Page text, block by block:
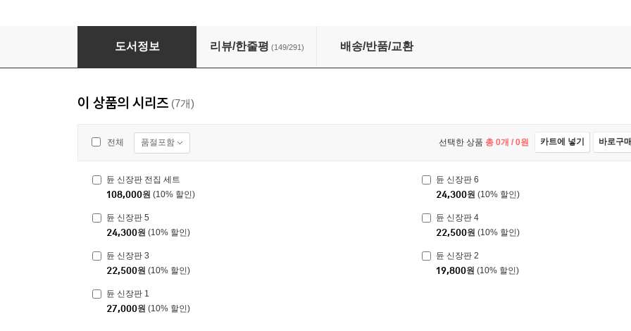
듄 신장판 1
도서정보 리뷰/한줄평 (149/291) 배송/반품/교환
이 상품의 시리즈 (7개)
전체 품절포함 선택한 상품 총 0개 / 0원 카트에 넣기 바로구
듄 신장판 전집 세트
108,000원 (10% 할인)
듄 신장판 6
24,300원 (10% 할인)
듄 신장판 5
24,300원 (10% 할인)
듄 신장판 4
22,500원 (10% 할인)
듄 신장판 3
22,500원 (10% 할인)
듄 신장판 2
19,800원 (10% 할인)
듄 신장판 1
27,000원 (10% 할인)